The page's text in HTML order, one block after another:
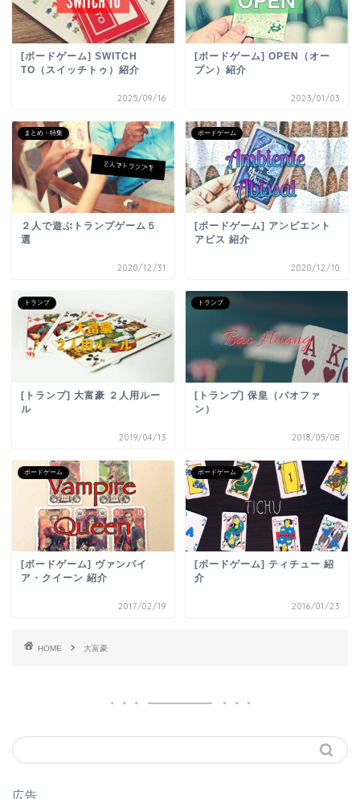
[ボードゲーム] SWITCH
TO（スイッチトゥ）紹介
2025/09/16
[ボードゲーム] OPEN（オー
プン）紹介
2023/01/03
まとめ・特集
２人で遊ぶトランプゲーム５
選
2020/12/31
ボードゲーム
[ボードゲーム] アンビエント
アビス 紹介
2020/12/10
トランプ
[トランプ] 大富豪 ２人用ルー
ル
2019/04/13
トランプ
[トランプ] 保皇（バオファ
ン）
2018/05/08
ボードゲーム
[ボードゲーム] ヴァンパイ
ア・クイーン 紹介
2017/02/19
ボードゲーム
[ボードゲーム] ティチュー 紹
介
2016/01/23
HOME 大富豪
広告